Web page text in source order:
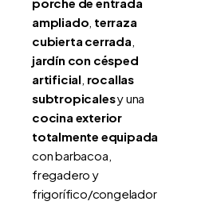
ampliado, terraza
cubierta cerrada,
jardín con césped
artificial, rocallas
subtropicalesy una
cocina exterior
totalmente equipada
con barbacoa,
fregadero y
frigorífico/congelador